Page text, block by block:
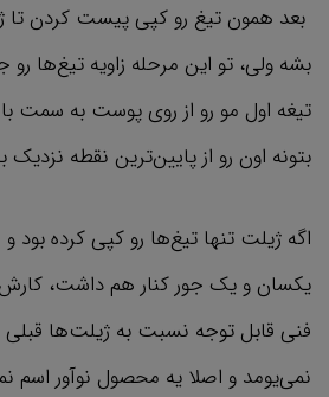
بعد همون تیغ رو کپی پیست کردن تا
بشه ولی، تو این مرحله زاویه تیغ‌ها
تیغه اول مو رو از روی پوست به سمت
بتونه اون رو از پایین‌ترین نقطه
اگه ژیلت تنها تیغ‌ها رو کپی کرده
یکسان و یک جور کنار هم داشت،
فنی قابل توجه نسبت به ژیلت‌ها
نمی‌یومد و اصلا یه محصول نوآور اسم